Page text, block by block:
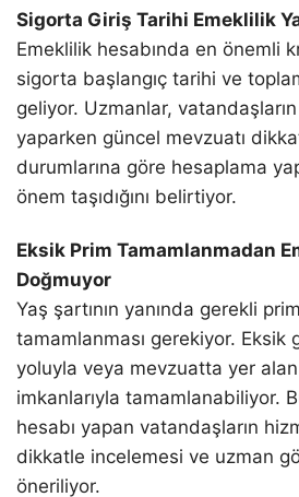
Sigorta Giriş Tarihi Emeklilik
Emeklilik hesabında en önemli
sigorta başlangıç tarihi ve
geliyor. Uzmanlar,
yaparken güncel mevzuatı
durumlarına göre hesaplama
önem taşıdığını belirtiyor.
Eksik Prim Tamamlanmadan
Doğmuyor
Yaş şartının yanında gerekli
tamamlanması gerekiyor. Eksik
yoluyla veya mevzuatta yer
imkanlarıyla tamamlanabiliyor.
hesabı yapan vatandaşların
dikkatle incelemesi ve uzman
öneriliyor.